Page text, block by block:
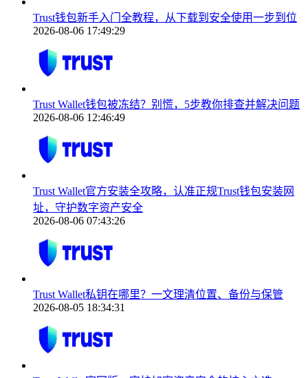
Trust钱包新手入门全教程，从下载到安全使用一步到位
2026-08-06 17:49:29
Trust Wallet钱包被冻结？别慌，5步教你排查并解决问题
2026-08-06 12:46:49
Trust Wallet官方安装全攻略，认准正规Trust钱包安装网
址，守护数字资产安全
2026-08-06 07:43:26
Trust Wallet私钥在哪里？一文理清位置、备份与保管
2026-08-05 18:34:31